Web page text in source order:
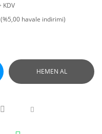
KDV
havale indirimi)
HEMEN AL